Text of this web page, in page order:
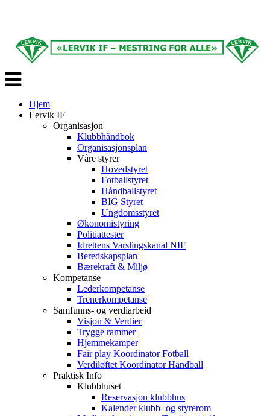
Veksle
navigasjon
Hjem
Lervik IF
Organisasjon
Klubbhåndbok
Organisasjonsplan
Våre styrer
Hovedstyret
Fotballstyret
Håndballstyret
BIG Styret
Ungdomsstyret
Økonomistyring
Politiattester
Idrettens Varslingskanal NIF
Beredskapsplan
Bærekraft & Miljø
Kompetanse
Lederkompetanse
Trenerkompetanse
Samfunns- og verdiarbeid
Visjon & Verdier
Trygge rammer
Hjemmekamper
Fair play Koordinator Fotball
Verdiløftet Koordinator Håndball
Praktisk Info
Klubbhuset
Reservasjon klubbhus
Kalender klubb- og styrerom